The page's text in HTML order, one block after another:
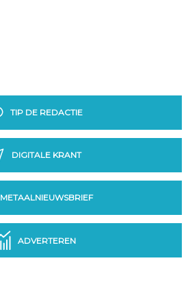
TIP DE REDACTIE
DIGITALE KRANT
METAALNIEUWSBRIEF
ADVERTEREN